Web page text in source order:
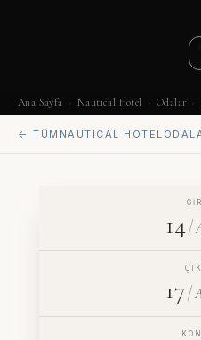
Ana Sayfa › Nautical Hotel › Odalar ›
← TÜM NAUTICAL HOTEL
14/
17/